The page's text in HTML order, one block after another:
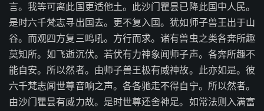
言。我等可离此国更适他土。此沙门瞿昙已降此国中人民。
是时六千梵志寻出国去。更不复入国。犹如师子兽王出于山
谷。而观四方复三鸣吼。方行而求。诸有兽虫之类各奔所趣
莫知所。如飞逝沉伏。若伏有力神象闻师子声。各奔所趣不
能自安。所以然者。由师子兽王极有威神故。此亦如是。彼
六千梵志闻世尊音响之声。各各驰走不得自宁。所以然者。
由沙门瞿昙有威力故。是时世尊还舍神足。如常法则入满富